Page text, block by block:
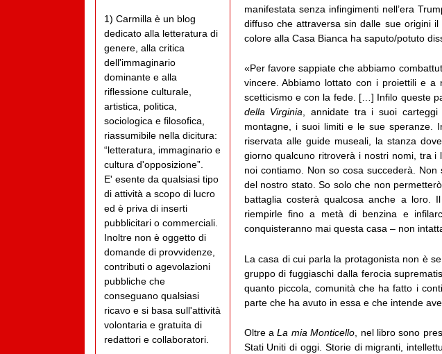
manifestata senza infingimenti nell’era
diffuso che attraversa sin dalle sue origini
colore alla Casa Bianca ha saputo/potuto
«Per favore sappiate che abbiamo
vincere. Abbiamo lottato con i proiettili e
scetticismo e con la fede. […] Infilo queste
della Virginia, annidate tra i suoi carteggi
montagne, i suoi limiti e le sue speranze.
riservata alle guide museali, la stanza
giorno qualcuno ritroverà i nostri nomi, tra
noi contiamo. Non so cosa succederà.
del nostro stato. So solo che non
battaglia costerà qualcosa anche a loro.
riempirle fino a metà di benzina e
conquisteranno mai questa casa – non
La casa di cui parla la protagonista non è
gruppo di fuggiaschi dalla ferocia
quanto piccola, comunità che ha fatto i
parte che ha avuto in essa e che intende
Oltre a La mia Monticello , nel libro sono
Stati Uniti di oggi. Storie di migranti,
1) Carmilla è un blog
dedicato alla letteratura di
genere, alla critica
dell'immaginario
dominante e alla
riflessione culturale,
artistica, politica,
sociologica e filosofica,
riassumibile nella dicitura:
“letteratura, immaginario e
cultura d'opposizione”.
E' esente da qualsiasi tipo
di attività a scopo di lucro
ed è priva di inserti
pubblicitari o commerciali.
Inoltre non è oggetto di
domande di provvidenze,
contributi o agevolazioni
pubbliche che
conseguano qualsiasi
ricavo e si basa sull'attività
volontaria e gratuita di
redattori e collaboratori.